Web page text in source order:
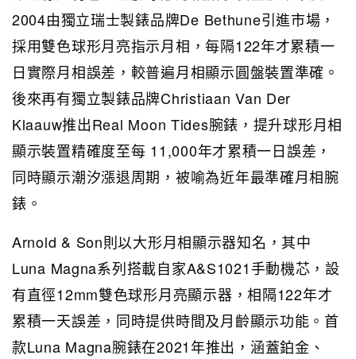
2004由獨立瑞士製錶品牌De Bethune引進市場，
採用雙色球形月亮指示月相，每隔122年才累積一
日實際月相誤差，較普遍月相顯示圓盤裝置準確。
後來再有獨立製錶品牌Christiaan Van Der
Klaauw推出Real Moon Tides腕錶，提升球形月相
顯示裝置精確度至每 11,000年才累積一日誤差，
同時顯示潮汐漲退周期，被喻為近年最準確月相腕
錶。
Arnold & Son則以大形月相顯示器知名，其中
Luna Magna系列搭載自家A&S1021手動機芯，設
有直徑12mm雙色球形月亮顯示器，相隔122年才
累積一天誤差，同時提供時間及月齡顯示功能。首
款Luna Magna腕錶在2021年推出，涵蓋鉑金、